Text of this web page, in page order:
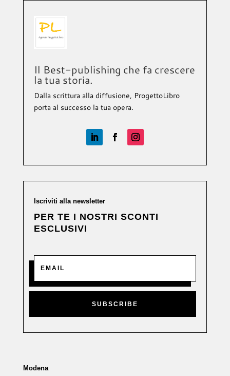
Il Best-publishing che fa crescere
la tua storia.
Dalla scrittura alla diffusione, ProgettoLibro
porta al successo la tua opera.
Iscriviti alla newsletter
PER TE I NOSTRI SCONTI
ESCLUSIVI
SUBSCRIBE
Modena